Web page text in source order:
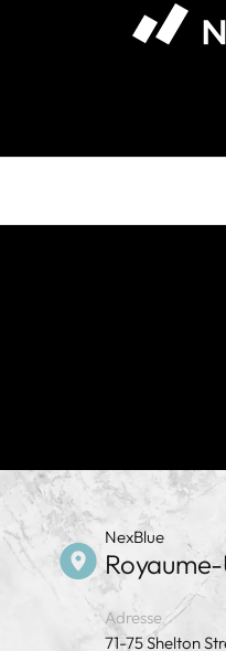
NexBlue
Adresse
71-75 Shelton